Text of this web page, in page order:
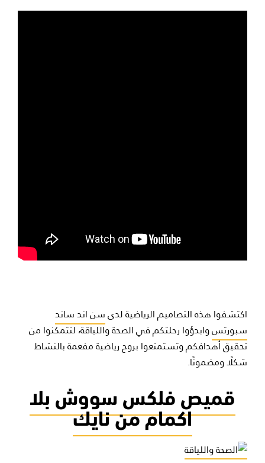
اكتشفوا هذه التصاميم الرياضية لدىسن اند ساند
سبورتسوابدؤوا رحلتكم فيالصحة واللياقة، لتتمكنوا من
تحقيق أهدافكم وتستمتعوا بروح رياضية مفعمة بالنشاط
شكلًا ومضمونًا.
قميص فلكس سووش بلا
اكمام من نايك